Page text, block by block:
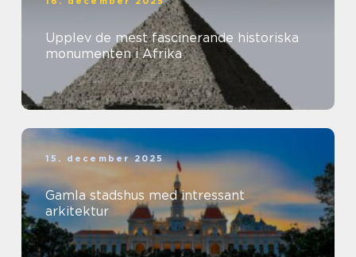
Upplev de mest fascinerande historiska
monumenten i Afrika
15. december 2025
Gamla stadshus med intressant
arkitektur